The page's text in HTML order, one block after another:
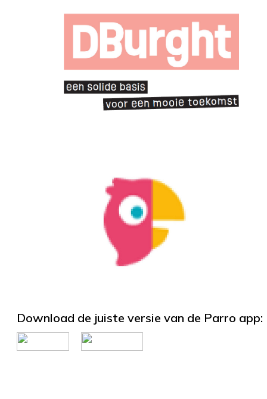
Download de juiste versie van de Parro app: